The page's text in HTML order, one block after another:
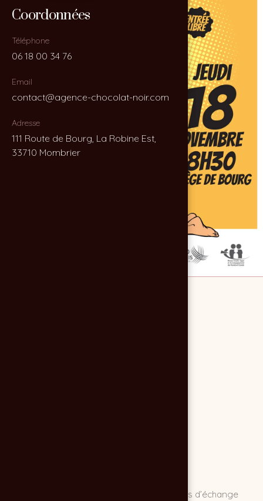
Coordonnées
Téléphone
06 18 00 34 76
Email
contact@agence-chocolat-noir.com
Adresse
111 Route de Bourg, La Robine Est,
33710 Mombrier
Coordonnées
Téléphone
06 18 00 34 76
Email
contact@agence-chocolat-noir.com
Adresse
111 Route de Bourg, La Robine Est,
33710 Mombrier
Affiche débat pour la promotion d'un temps d’échange